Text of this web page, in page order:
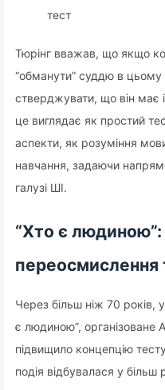
тест
Тюрінг вважав, що якщо
“обманути” суддю в
стверджувати, що він має
це виглядає як простий
аспекти, як розуміння
навчання, задаючи
галузі ШІ.
“Хто є людиною”:
переосмислення
Через більш ніж 70 років,
є людиною”, організоване
підвищило концепцію
подія відбувалася у більш